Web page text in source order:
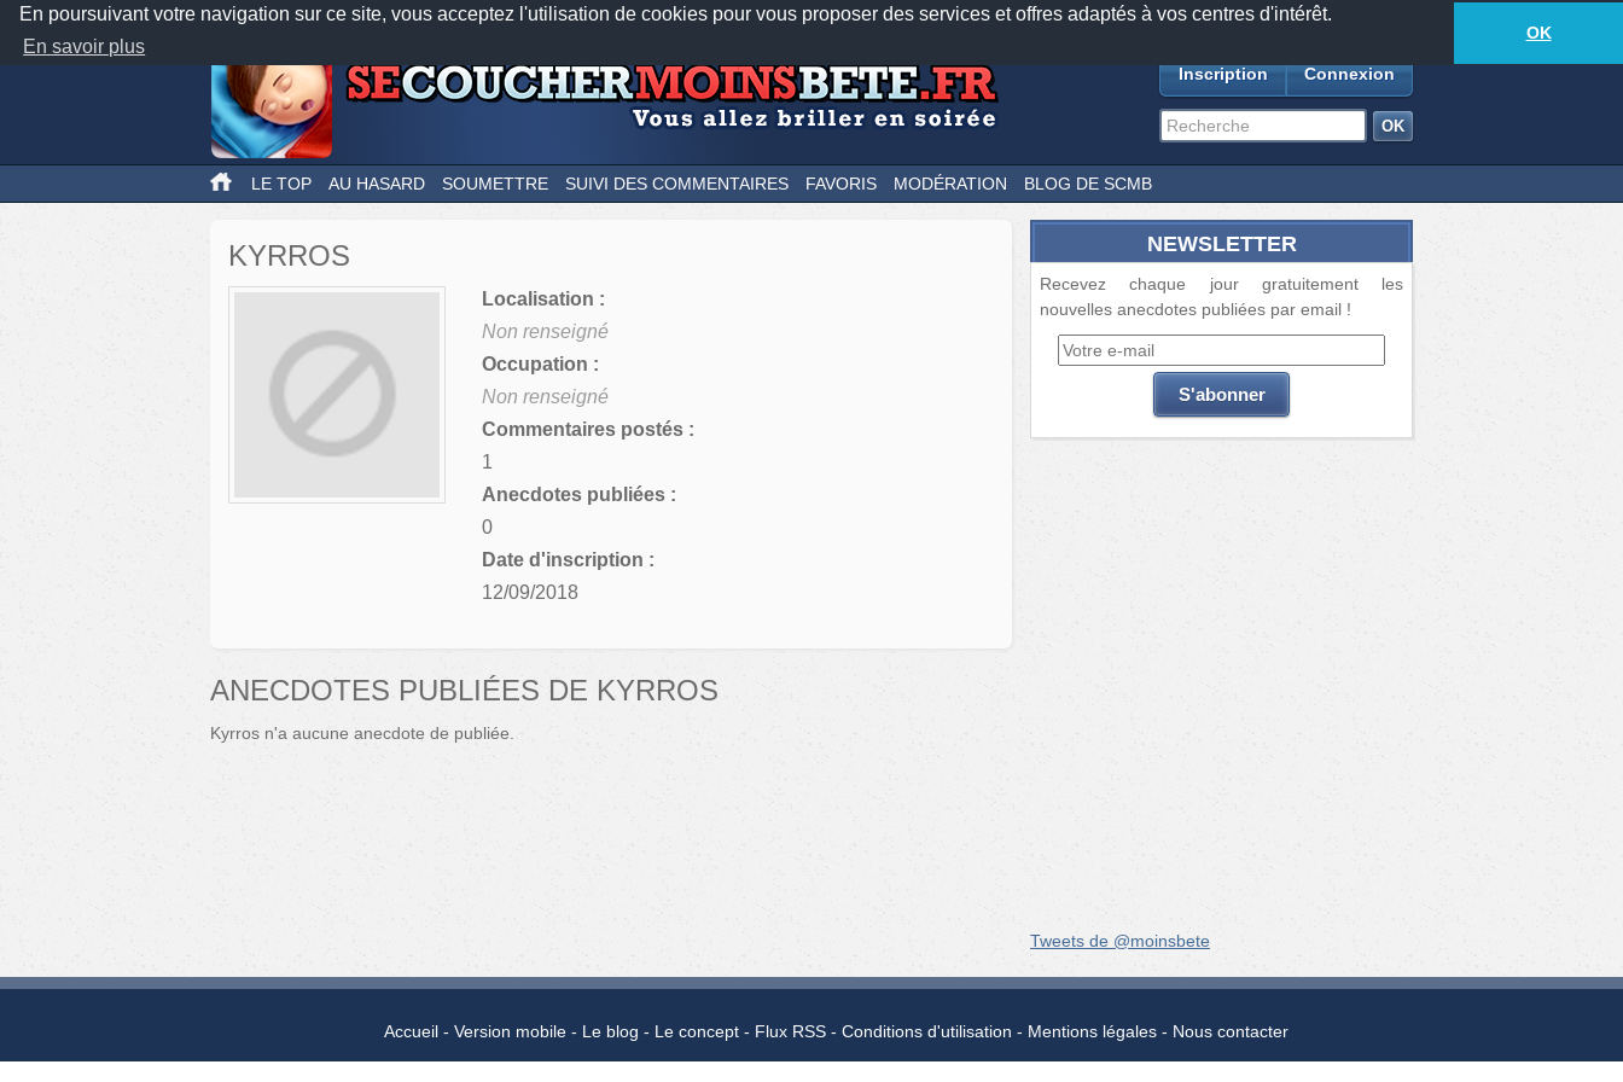
En poursuivant votre navigation sur ce site, vous acceptez l'utilisation de cookies pour vous proposer des services et offres adaptés à vos centres d'intérêt.
En savoir plus
OK
Nos applications mobiles Newsletter Facebook
TwitterFeeds18881anecdotes-297lecteurs connectés
Inscription Connexion
LE TOP AU HASARD SOUMETTRE SUIVI DES COMMENTAIRES FAVORIS MODÉRATION BLOG DE SCMB
KYRROS
Localisation :
Non renseigné
Occupation :
Non renseigné
Commentaires postés :
1
Anecdotes publiées :
0
Date d'inscription :
12/09/2018
ANECDOTES PUBLIÉES DE KYRROS
Kyrros n'a aucune anecdote de publiée.
NEWSLETTER
Recevez chaque jour gratuitement les
nouvelles anecdotes publiées par email !
Tweets de @moinsbete
Accueil Version mobile Le blog Le concept Flux RSS Conditions d'utilisation Mentions légales Nous contacter